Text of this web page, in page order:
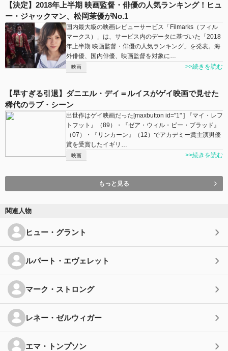
【決定】2018年上半期 映画監督・俳優の人気ランキング！ヒュ
ー・ジャックマン、松岡茉優がNo.1
国内最大級の映画レビューサービス「Filmarks（フィル
マークス）」は、サービス内のデータに基づいた「2018
年上半期 映画監督・俳優の人気ランキング」を発表。海
外俳優、国内俳優、映画監督を対象に…
映画 >>続きを読む
【早すぎる引退】ダニエル・デイ＝ルイスがゲイ映画で見せた
稀代のラブ・シーン
出世作はゲイ映画だった[maxbutton id="1" ] 『マイ・レフ
トフット』（89）・『ゼア・ウィル・ビー・ブラッド』
（07）・『リンカーン』（12）でアカデミー賞主演男優
賞を受賞したイギリ…
映画 >>続きを読む
もっと見る
関連人物
ヒュー・グラント
ルパート・エヴェレット
マーク・ストロング
レネー・ゼルウィガー
エマ・トンプソン